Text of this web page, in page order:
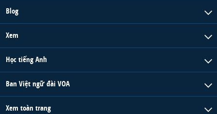
Blog
Xem
Học tiếng Anh
Ban Việt ngữ đài VOA
Xem toàn trang